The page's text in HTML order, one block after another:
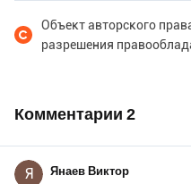
Объект авторского
разрешения
Комментарии 2
Я Янаев Виктор